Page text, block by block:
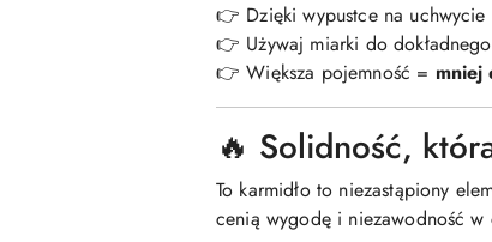
👉 Dzięki wypustce na uchwycie
👉 Używaj miarki do
👉 Większa pojemność = mniej
🔥 Solidność,
To karmidło to niezastąpiony
cenią wygodę i niezawodność w